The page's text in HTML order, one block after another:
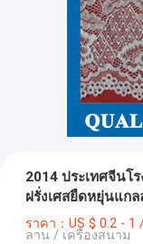
2014 ประเทศจีนโ
ฝรั่งเศสยืดหยุ่นแก
ราคา：US $ 0.2 -
ลาน / เครื่องสนาม